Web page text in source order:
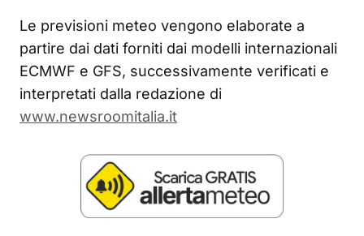
Le previsioni meteo vengono elaborate a
partire dai dati forniti dai modelli internazionali
ECMWF e GFS, successivamente verificati e
interpretati dalla redazione di
www.newsroomitalia.it